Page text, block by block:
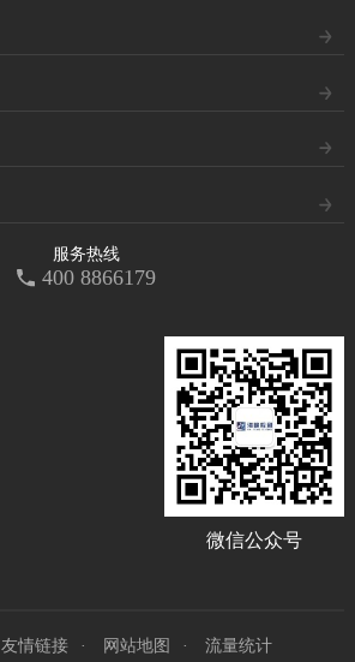
服务热线
400 8866179
微信公众号
友情链接 网站地图 流量统计